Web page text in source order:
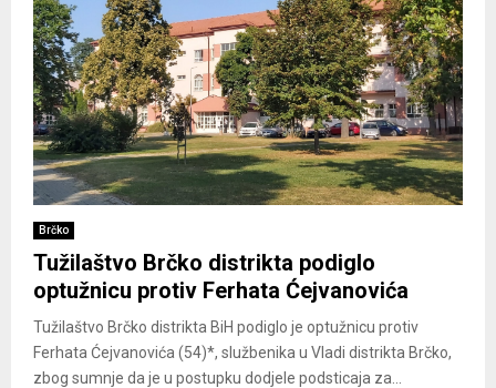
Brčko
Tužilaštvo Brčko distrikta podiglo
optužnicu protiv Ferhata Ćejvanovića
Tužilaštvo Brčko distrikta BiH podiglo je optužnicu protiv
Ferhata Ćejvanovića (54)*, službenika u Vladi distrikta Brčko,
zbog sumnje da je u postupku dodjele podsticaja za...